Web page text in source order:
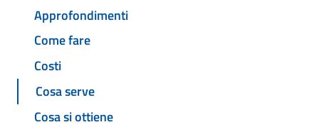
Approfondimenti
Come fare
Costi
Cosa serve
Cosa si ottiene